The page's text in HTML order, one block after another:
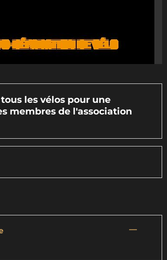
les vélos pour une
membres de l'association
—